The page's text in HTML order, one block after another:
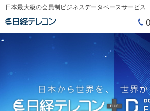
日本最大級の会員制ビジネスデータベースサービス